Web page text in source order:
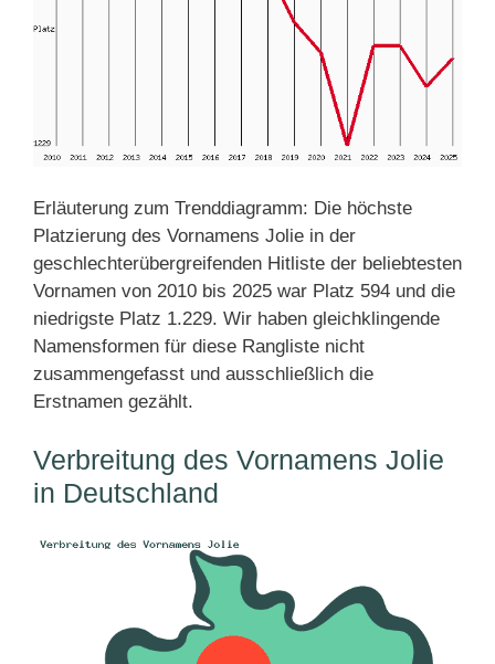
Erläuterung zum Trenddiagramm: Die höchste
Platzierung des Vornamens Jolie in der
geschlechterübergreifenden Hitliste der beliebtesten
Vornamen von 2010 bis 2025 war Platz 594 und die
niedrigste Platz 1.229. Wir haben gleichklingende
Namensformen für diese Rangliste nicht
zusammengefasst und ausschließlich die
Erstnamen gezählt.
Verbreitung des Vornamens Jolie
in Deutschland